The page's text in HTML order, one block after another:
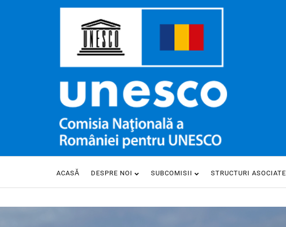
ACASĂ DESPRE NOI SUBCOMISII STRUCTURI ASOCIATE